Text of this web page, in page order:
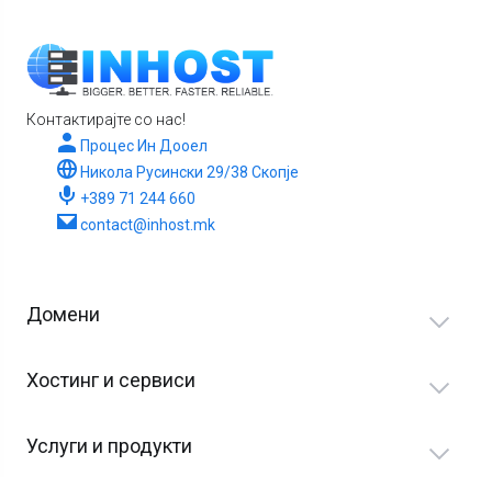
Контактирајте со нас!
Процес Ин Дооел
Никола Русински 29/38 Скопје
+389 71 244 660
contact@inhost.mk
Домени
Хостинг и сервиси
Услуги и продукти